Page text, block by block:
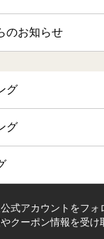
のお知らせ
グ
グ
式アカウントをフォ
クーポン情報を受け